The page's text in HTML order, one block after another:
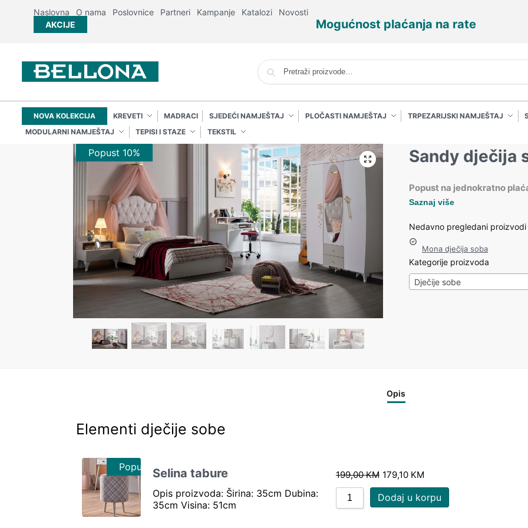
Naslovna O nama Poslovnice Partneri Kampanje Katalozi
Novosti
AKCIJE
Mogućnost plaćanja na rate
NOVA KOLEKCIJA KREVETI MADRACI SJEDEĆI NAMJEŠTAJ PLOČASTI NAMJEŠTAJ TRPEZARIJSKI NAMJEŠTAJ
MODULARNI NAMJEŠTAJ
TEPISI I STAZE TEKSTIL
Popust 10% Sandy dječija
Popust na jednokratno
Saznaj više
Nedavno pregledani proizvodi
Mona dječija soba
Kategorije proizvoda
Dječije sobe
Opis
Elementi dječije sobe
Popust 10%Selina tabure
Opis proizvoda: Širina: 35cm Dubina:
35cm Visina: 51cm
199,00KM 179,10 KM
Dodaj u korpu